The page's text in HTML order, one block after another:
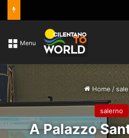
Menu
Home /
salerno
A Palazzo